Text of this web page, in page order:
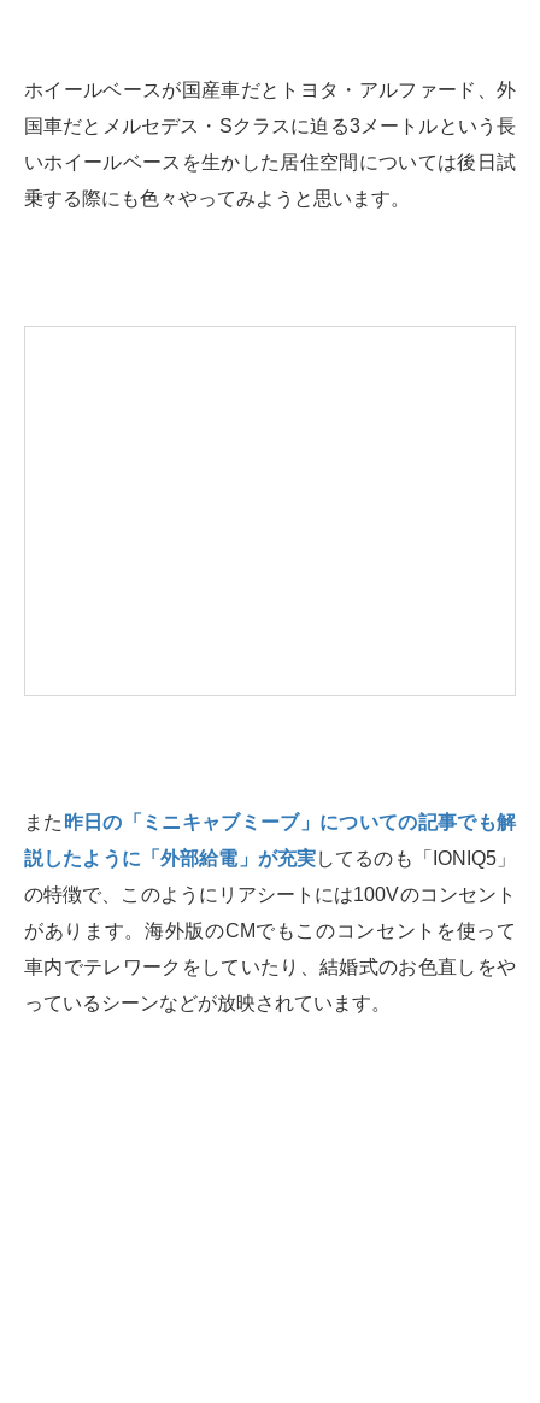
ホイールベースが国産車だとトヨタ・アルファード、外
国車だとメルセデス・Sクラスに迫る3メートルという長
いホイールベースを生かした居住空間については後日試
乗する際にも色々やってみようと思います。
また 昨日の「ミニキャブミーブ」についての記事でも解
説したように「外部給電」が充実してるのも「IONIQ5」
の特徴で、このようにリアシートには100Vのコンセント
があります。海外版のCMでもこのコンセントを使って
車内でテレワークをしていたり、結婚式のお色直しをや
っているシーンなどが放映されています。